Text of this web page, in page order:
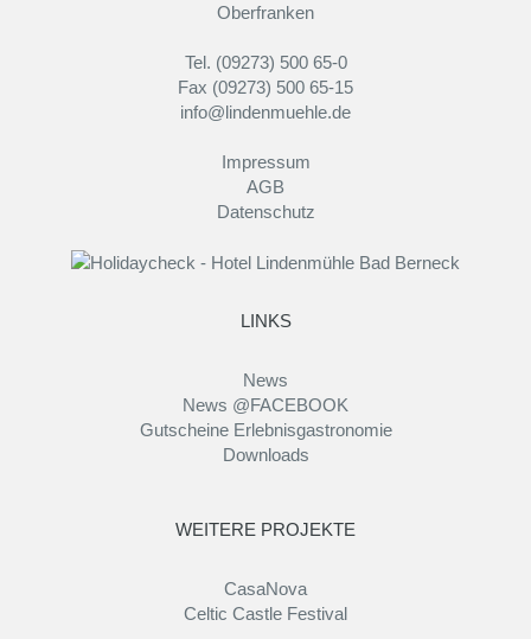
Oberfranken
Tel. (09273) 500 65-0
Fax (09273) 500 65-15
info@lindenmuehle.de
Impressum
AGB
Datenschutz
LINKS
News
News @FACEBOOK
Gutscheine Erlebnisgastronomie
Downloads
WEITERE PROJEKTE
CasaNova
Celtic Castle Festival